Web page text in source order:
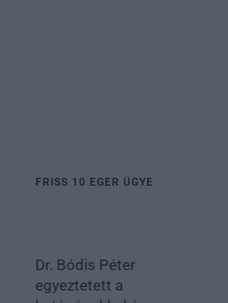
FRISS 10 EGER ÜGYE
Dr. Bódis Péter
egyeztetett a